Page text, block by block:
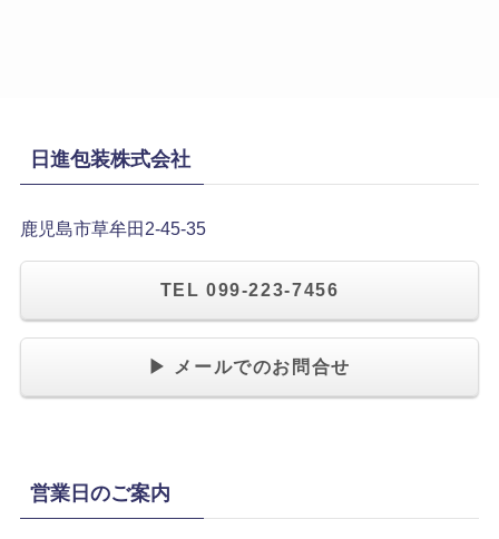
日進包装株式会社
鹿児島市草牟田2-45-35
TEL 099-223-7456
▶ メールでのお問合せ
営業日のご案内